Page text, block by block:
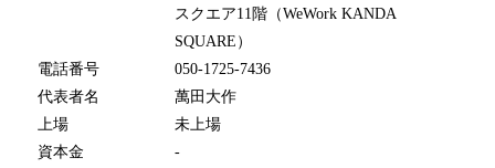
スクエア11階（WeWork KANDA
SQUARE）
電話番号
050-1725-7436
代表者名
萬田大作
上場
未上場
資本金
-